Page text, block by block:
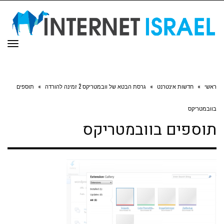
ראשי » חדשות אינטרנט » גרסת הבטא של וובמטריקס 2 זמינה להורדה » תוספים
בוובמטריקס
תוספים בוובמטריקס